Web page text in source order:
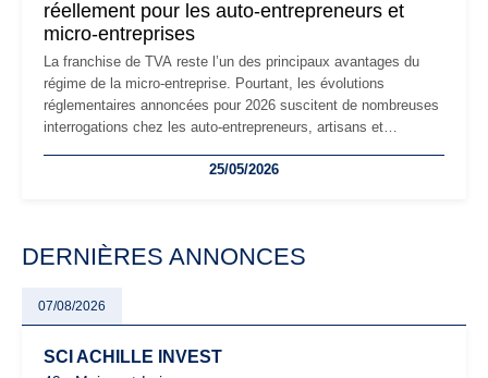
réellement pour les auto-entrepreneurs et
micro-entreprises
La franchise de TVA reste l’un des principaux avantages du
régime de la micro-entreprise. Pourtant, les évolutions
réglementaires annoncées pour 2026 suscitent de nombreuses
interrogations chez les auto-entrepreneurs, artisans et
facturation ou risque de bascule vers la TVA : les règles
25/05/2026
DERNIÈRES ANNONCES
07/08/2026
SCI ACHILLE INVEST